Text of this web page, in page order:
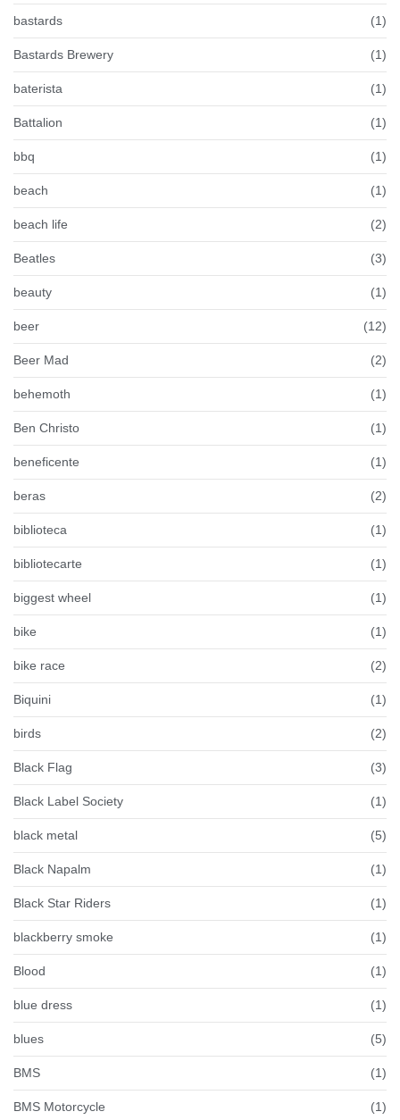
bastards (1)
Bastards Brewery (1)
baterista (1)
Battalion (1)
bbq (1)
beach (1)
beach life (2)
Beatles (3)
beauty (1)
beer (12)
Beer Mad (2)
behemoth (1)
Ben Christo (1)
beneficente (1)
beras (2)
biblioteca (1)
bibliotecarte (1)
biggest wheel (1)
bike (1)
bike race (2)
Biquini (1)
birds (2)
Black Flag (3)
Black Label Society (1)
black metal (5)
Black Napalm (1)
Black Star Riders (1)
blackberry smoke (1)
Blood (1)
blue dress (1)
blues (5)
BMS (1)
BMS Motorcycle (1)